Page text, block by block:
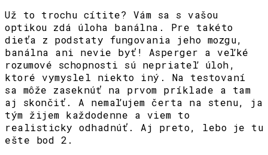
Už to trochu cítite? Vám sa s vašou
optikou zdá úloha banálna. Pre takéto
dieťa z podstaty fungovania jeho mozgu,
banálna ani nevie byť! Asperger a veľké
rozumové schopnosti sú nepriateľ úloh,
ktoré vymyslel niekto iný. Na testovaní
sa môže zaseknúť na prvom príklade a tam
aj skončiť. A nemaľujem čerta na stenu, ja
tým žijem každodenne a viem to
realisticky odhadnúť. Aj preto, lebo je tu
ešte bod 2.